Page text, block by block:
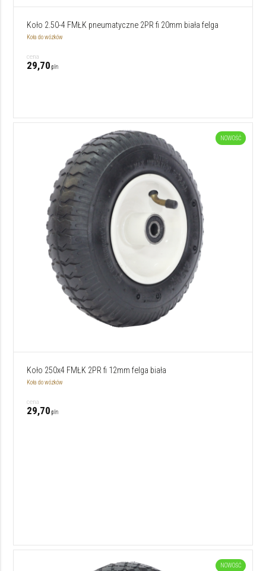
Koło 2.50-4 FMŁK pneumatyczne 2PR fi 20mm biała felga
Koła do wózków
cena
29,70 pln
NOWOŚĆ
Koło 250x4 FMŁK 2PR fi 12mm felga biała
Koła do wózków
cena
29,70 pln
NOWOŚĆ